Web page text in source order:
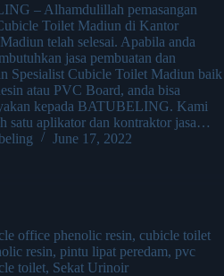
– Alhamdulillah pemasangan
Toilet Madiun di Kantor
telah selesai. Apabila anda
jasa pembuatan dan
Spesialist Cubicle Toilet Madiun baik
atau PVC Board, anda bisa
kepada BATUBELING. Kami
satu aplikator dan kontraktor jasa…
June 17, 2022
office phenolic resin,cubicle toilet
resin, pintu lipat peredam, pvc
toilet, Sekat Urinoir